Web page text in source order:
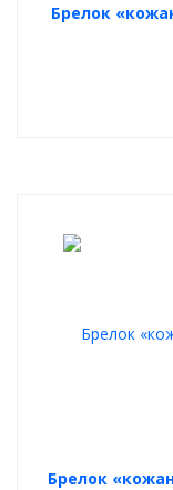
Брелок
Брелок